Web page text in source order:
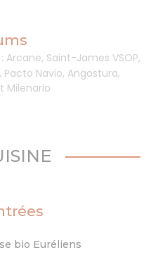
Arcane, Saint-James VSOP,
Navio, Angostura,
Milenario
bio Euréliens